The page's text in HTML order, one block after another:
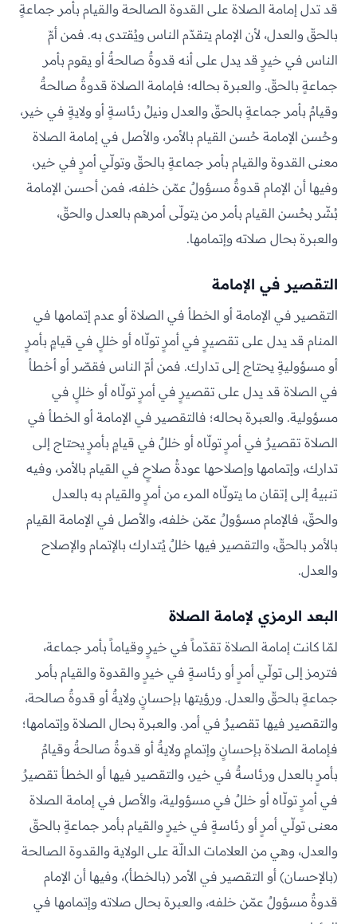
قد تدل إمامة الصلاة على القدوة الصالحة والقيام بأمر جماعةٍ
بالحقّ والعدل، لأن الإمام يتقدّم الناس ويُقتدى به. فمن أمّ
الناس في خيرٍ قد يدل على أنه قدوةٌ صالحةٌ أو يقوم بأمر
جماعةٍ بالحقّ. والعبرة بحاله؛ فإمامة الصلاة قدوةٌ صالحةٌ
وقيامٌ بأمر جماعةٍ بالحقّ والعدل ونيلُ رئاسةٍ أو ولايةٍ في خير،
وحُسن الإمامة حُسن القيام بالأمر، والأصل في إمامة الصلاة
معنى القدوة والقيام بأمر جماعةٍ بالحقّ وتولّي أمرٍ في خير،
وفيها أن الإمام قدوةٌ مسؤولٌ عمّن خلفه، فمن أحسن الإمامة
بُشّر بحُسن القيام بأمر من يتولّى أمرهم بالعدل والحقّ،
والعبرة بحال صلاته وإتمامها.
التقصير في الإمامة
التقصير في الإمامة أو الخطأ في الصلاة أو عدم إتمامها في
المنام قد يدل على تقصيرٍ في أمرٍ تولّاه أو خللٍ في قيامٍ بأمرٍ
أو مسؤوليةٍ يحتاج إلى تدارك. فمن أمّ الناس فقصّر أو أخطأ
في الصلاة قد يدل على تقصيرٍ في أمرٍ تولّاه أو خللٍ في
مسؤولية. والعبرة بحاله؛ فالتقصير في الإمامة أو الخطأ في
الصلاة تقصيرٌ في أمرٍ تولّاه أو خللٌ في قيامٍ بأمرٍ يحتاج إلى
تدارك، وإتمامها وإصلاحها عودةُ صلاحٍ في القيام بالأمر، وفيه
تنبيهٌ إلى إتقان ما يتولّاه المرء من أمرٍ والقيام به بالعدل
والحقّ، فالإمام مسؤولٌ عمّن خلفه، والأصل في الإمامة القيام
بالأمر بالحقّ، والتقصير فيها خللٌ يُتدارك بالإتمام والإصلاح
والعدل.
البعد الرمزي لإمامة الصلاة
لمّا كانت إمامة الصلاة تقدّماً في خيرٍ وقياماً بأمر جماعة،
فترمز إلى تولّي أمرٍ أو رئاسةٍ في خيرٍ والقدوة والقيام بأمر
جماعةٍ بالحقّ والعدل. ورؤيتها بإحسانٍ ولايةٌ أو قدوةٌ صالحة،
والتقصير فيها تقصيرٌ في أمر. والعبرة بحال الصلاة وإتمامها؛
فإمامة الصلاة بإحسانٍ وإتمامٍ ولايةٌ أو قدوةٌ صالحةٌ وقيامٌ
بأمرٍ بالعدل ورئاسةٌ في خير، والتقصير فيها أو الخطأ تقصيرٌ
في أمرٍ تولّاه أو خللٌ في مسؤولية، والأصل في إمامة الصلاة
معنى تولّي أمرٍ أو رئاسةٍ في خيرٍ والقيام بأمر جماعةٍ بالحقّ
والعدل، وهي من العلامات الدالّة على الولاية والقدوة الصالحة
(بالإحسان) أو التقصير في الأمر (بالخطأ)، وفيها أن الإمام
قدوةٌ مسؤولٌ عمّن خلفه، والعبرة بحال صلاته وإتمامها في